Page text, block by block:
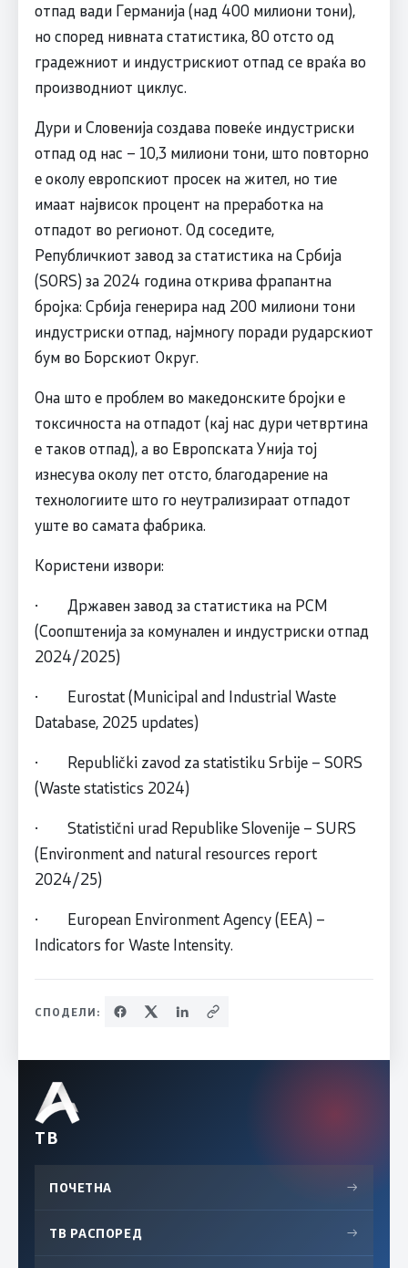
отпад вади Германија (над 400 милиони тони),
но според нивната статистика, 80 отсто од
градежниот и индустрискиот отпад се враќа во
производниот циклус.
Дури и Словенија создава повеќе индустриски
отпад од нас – 10,3 милиони тони, што повторно
е околу европскиот просек на жител, но тие
имаат највисок процент на преработка на
отпадот во регионот. Од соседите,
Републичкиот завод за статистика на Србија
(SORS) за 2024 година открива фрапантна
бројка: Србија генерира над 200 милиони тони
индустриски отпад, најмногу поради рударскиот
бум во Борскиот Округ.
Она што е проблем во македонските бројки е
токсичноста на отпадот (кај нас дури четвртина
е таков отпад), а во Европската Унија тој
изнесува околу пет отсто, благодарение на
технологиите што го неутрализираат отпадот
уште во самата фабрика.
Користени извори:
· Државен завод за статистика на РСМ
(Соопштенија за комунален и индустриски отпад
2024/2025)
· Eurostat (Municipal and Industrial Waste
Database, 2025 updates)
· Republički zavod za statistiku Srbije – SORS
(Waste statistics 2024)
· Statistični urad Republike Slovenije – SURS
(Environment and natural resources report
2024/25)
· European Environment Agency (EEA) –
Indicators for Waste Intensity.
СПОДЕЛИ:
ТВ
ПОЧЕТНА →
ТВ РАСПОРЕД →